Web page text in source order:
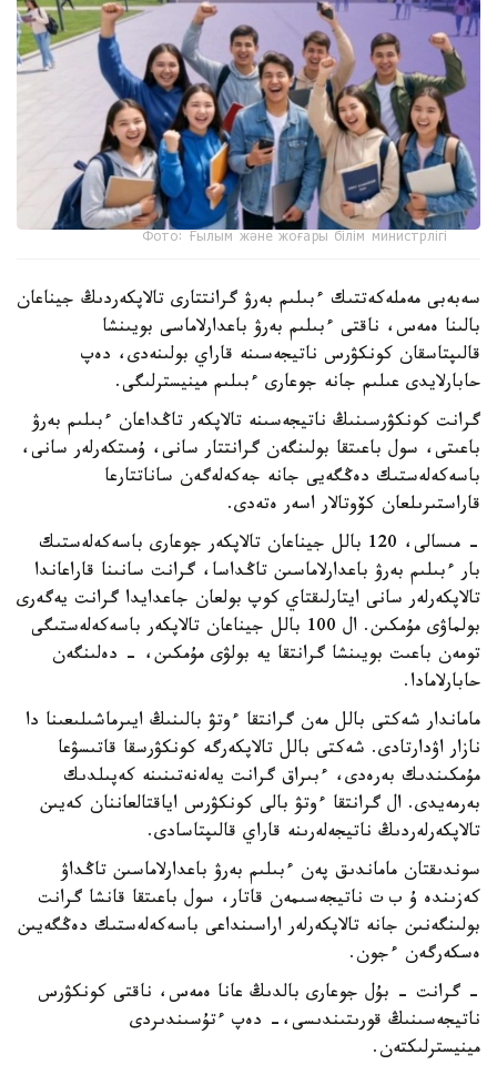
Фото: Ғылым және жоғары білім министрлігі
سەبەبى مەملەكەتتىك ءبىلىم بەرۋ گرانتتارى تالاپكەردىڭ جيناعان
بالىنا ەمەس، ناقتى ءبىلىم بەرۋ باعدارلاماسى بويىنشا
قالىپتاسقان كونكۋرس ناتيجەسىنە قاراي بولىنەدى، دەپ
حابارلايدى عىلىم جانە جوعارى ءبىلىم مينيسترلىگى.
گرانت كونكۋرسىنىڭ ناتيجەسىنە تالاپكەر تاڭداعان ءبىلىم بەرۋ
باعىتى، سول باعىتقا بولىنگەن گرانتتار سانى، ۇمىتكەرلەر سانى،
باسەكەلەستىك دەڭگەيى جانە جەكەلەگەن ساناتتارعا
قاراستىرىلعان كۆوتالار اسەر ەتەدى.
- مىسالى، 120 بالل جيناعان تالاپكەر جوعارى باسەكەلەستىك
بار ءبىلىم بەرۋ باعدارلاماسىن تاڭداسا، گرانت سانىنا قاراعاندا
تالاپكەرلەر سانى ايتارلىقتاي كوپ بولعان جاعدايدا گرانت يەگەرى
بولماۋى مۇمكىن. ال 100 بالل جيناعان تالاپكەر باسەكەلەستىگى
تومەن باعىت بويىنشا گرانتقا يە بولۋى مۇمكىن، - دەلىنگەن
حابارلامادا.
ماماندار شەكتى بالل مەن گرانتقا ءوتۋ بالىنىڭ ايىرماشىلىعىنا دا
نازار اۋدارتادى. شەكتى بالل تالاپكەرگە كونكۋرسقا قاتىسۋعا
مۇمكىندىك بەرەدى، ءبىراق گرانت يەلەنەتىنىنە كەپىلدىك
بەرمەيدى. ال گرانتقا ءوتۋ بالى كونكۋرس اياقتالعاننان كەيىن
تالاپكەرلەردىڭ ناتيجەلەرىنە قاراي قالىپتاسادى.
سوندىقتان ماماندىق پەن ءبىلىم بەرۋ باعدارلاماسىن تاڭداۋ
كەزىندە ۇ ب ت ناتيجەسىمەن قاتار، سول باعىتقا قانشا گرانت
بولىنگەنىن جانە تالاپكەرلەر اراسىنداعى باسەكەلەستىك دەڭگەيىن
ەسكەرگەن ءجون.
- گرانت - بۇل جوعارى بالدىڭ عانا ەمەس، ناقتى كونكۋرس
ناتيجەسىنىڭ قورىتىندىسى،- دەپ ءتۇسىندىردى
مينيسترلىكتەن.